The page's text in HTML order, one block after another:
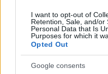
I want to opt-out of
Retention, Sale, and/or
Personal Data that Is
Purposes for which it
Opted Out
Google consents